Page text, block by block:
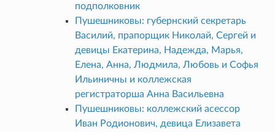
подполковник
Пушешниковы: губернский секретарь
Василий, прапорщик Николай, Сергей и
девицы Екатерина, Надежда, Марья,
Елена, Анна, Людмила, Любовь и Софья
Ильиничны и коллежская
регистраторша Анна Васильевна
Пушешниковы: коллежский асессор
Иван Родионович, девица Елизавета